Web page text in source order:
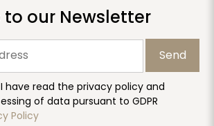
to our Newsletter
Send
have read the privacy policy and
of data pursuant to GDPR
Policy